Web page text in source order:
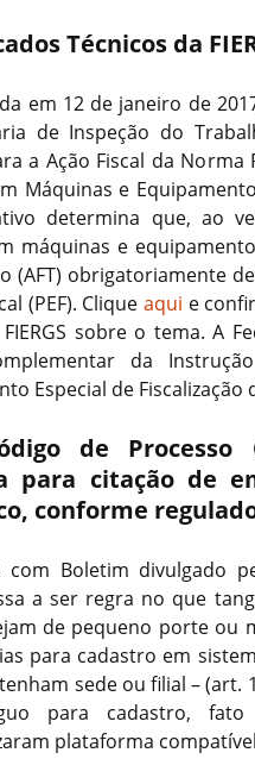
Técnicos da
em 12 de janeiro de
de Inspeção do
a Ação Fiscal da
Máquinas e
determina que, ao
máquinas e
(AFT) obrigatoriamente
(PEF). Clique aqui e
sobre o tema. A
da
Especial de Fiscalização
de Processo
para citação de
conforme
com Boletim divulgado
a ser regra no que
de pequeno porte ou
para cadastro em
sede ou filial – (art.
para cadastro,
plataforma